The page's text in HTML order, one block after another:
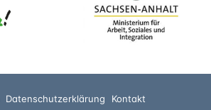
Datenschutzerklärung Kontakt